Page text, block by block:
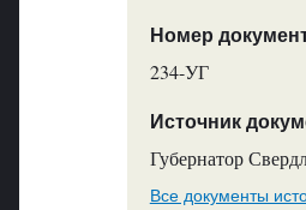
Номер
234-УГ
Источник
Губернатор
Все документы